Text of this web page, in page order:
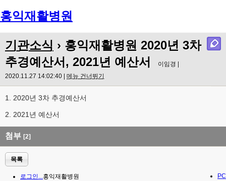
홍익재활병원
Menu
기관소식 › 홍익재활병원 2020년 3차
추경예산서, 2021년 예산서
이임경 |
2020.11.27 14:02:40 | 메뉴 건너뛰기
1. 2020년 3차 추경예산서
2. 2021년 예산서
첨부 [2]
목록
로그인... PC
홍익재활병원